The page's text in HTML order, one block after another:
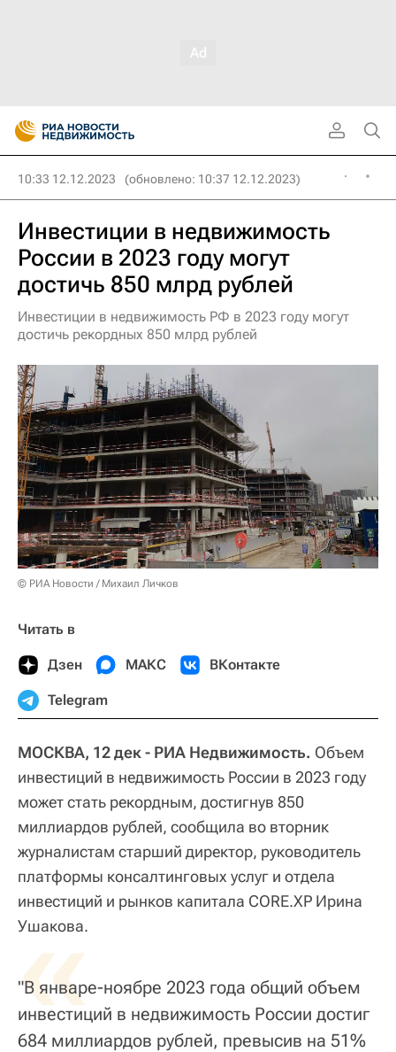
10:33 12.12.2023 (обновлено: 10:37 12.12.2023)
Инвестиции в недвижимость
России в 2023 году могут
достичь 850 млрд рублей
Инвестиции в недвижимость РФ в 2023 году могут
достичь рекордных 850 млрд рублей
© РИА Новости / Михаил Личков
Читать в
Дзен МАКС ВКонтакте
Telegram
МОСКВА, 12 дек - РИА Недвижимость. Объем
инвестиций в недвижимость России в 2023 году
может стать рекордным, достигнув 850
миллиардов рублей, сообщила во вторник
журналистам старший директор, руководитель
платформы консалтинговых услуг и отдела
инвестиций и рынков капитала CORE.XP Ирина
Ушакова.
«
"В январе-ноябре 2023 года общий объем
инвестиций в недвижимость России достиг
684 миллиардов рублей, превысив на 51%